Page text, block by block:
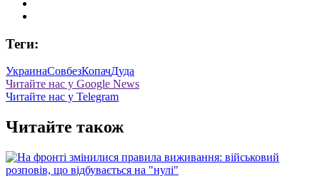
Теги:
УкраинаСовбезКопачДуда
Читайте нас у Google News
Читайте нас у Telegram
Читайте також